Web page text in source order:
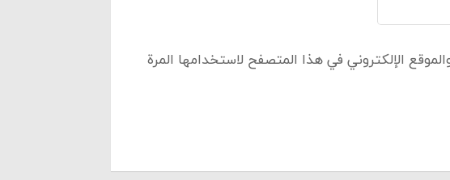
الإلكتروني في هذا المتصفح لاستخدامها المرة